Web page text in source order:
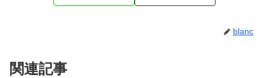
blanc
関連記事